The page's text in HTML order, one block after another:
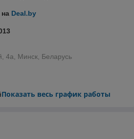
Deal.by
4а, Минск, Беларусь
Показать весь график работы